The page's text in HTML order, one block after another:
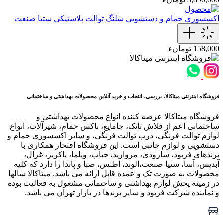
اکسسوری حمام و دستشویی شلنگ توالت پلاستیکی ستیا صنعت
158,000 تومانء
فروشگاه اینترنتی میتاکالا، بررسی، انتخاب و خرید آنلاین محصولات بهداشتی و ساختمانی
فروشگاه میتاکالا عرضه کننده انواع محصولات بهداشتی و
ساختمانی اعم از فلاش تانک، جامایع، باکس حمام، شیرآلات، انواع
لوازم توالت فرنگی، درب توالت فرنگی، و سایر اکسسوری حمام و
دستشویی و لوازم جانبی است. این فروشگاه افتخار همکاری با
برندهای فرپود، سارودی، مروارید، حباب، ویلما، پاکریز، غزال،
آبدیس، آسا، ستیا صنعت،الوند، اطلس، صبا و پاندا را دارد که کلیه
محصولات به صورت تک و عمده قابل ارائه می باشد. میتاکالا سالها
در زمینه پخش لوازم بهداشتی و ساختمانی مشغول به فعالیت بوده
و نماینده شرکت فرپود و سایر برندها در بازار تهران می باشد.